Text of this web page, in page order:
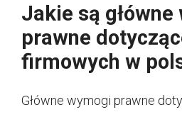
Jakie są główne
prawne
firmowych w
Główne wymogi prawne